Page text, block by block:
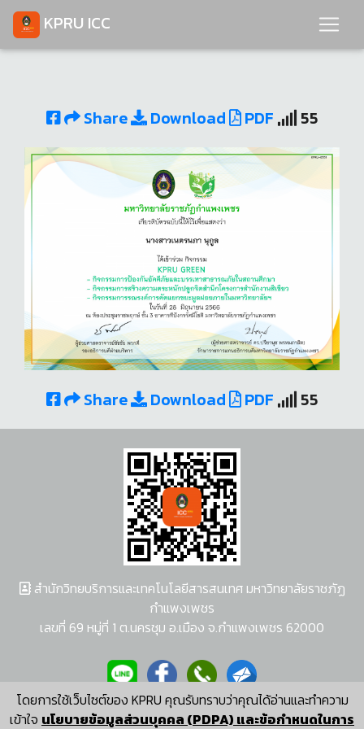
KPRU ICC
Share Download PDF 55
Share Download PDF 55
โดยการใช้เว็บไซต์ของ KPRU คุณรับทราบว่าคุณได้อ่านและทำความ
เข้าใจ นโยบายข้อมูลส่วนบุคคล (PDPA) และข้อกำหนดในการ
สำนักวิทยบริการและเทคโนโลยีสารสนเทศ มหาวิทยาลัยราชภัฏ
กำแพงเพชร
เลขที่ 69 หมู่ที่ 1 ต.นครชุม อ.เมือง จ.กำแพงเพชร 62000
ผู้พัฒนาระบบ อนุชา พวงผกา